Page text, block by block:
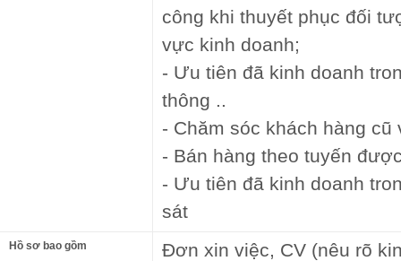
công khi thuyết phục đối
vực kinh doanh;
- Ưu tiên đã kinh doanh
thông ..
- Chăm sóc khách hàng
- Bán hàng theo tuyến
- Ưu tiên đã kinh doanh
sát
Hồ sơ bao gồm
Đơn xin việc, CV (nêu rõ